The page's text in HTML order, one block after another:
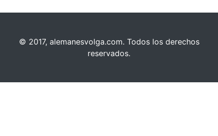
© 2017, alemanesvolga.com. Todos los derechos
reservados.